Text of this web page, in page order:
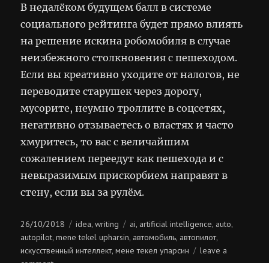
В недалёком будущем балл в системе
социального рейтинга будет прямо влиять
на решение искина робомобиля в случае
неизбежного столкновения с пешеходом.
Если вы креативно уходите от налогов, не
переводите старушек через дорогу,
мусорите, неумно троллите в соцсетях,
негативно отзываетесь о властях и часто
хмуритесь, то вас с величайшим
сожалением переедут как пешехода и с
невыразимым прискорбием направят в
стену, если вы за рулём.
Posted
on
26/10/2018 Categories
idea,writing Tags
ai, artificial intelligence, auto,
autopilot,mene tekel upharsin, автомобиль, автопилот,
искусственный интеллект,мене текел упарсин
leave a